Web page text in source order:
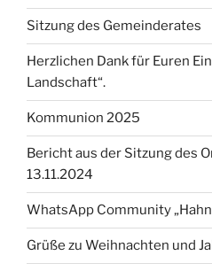
Sitzung des Gemeinderates
Herzlichen Dank für Euren
Landschaft“.
Kommunion 2025
Bericht aus der Sitzung des
13.11.2024
WhatsApp Community „Hahn
Grüße zu Weihnachten und